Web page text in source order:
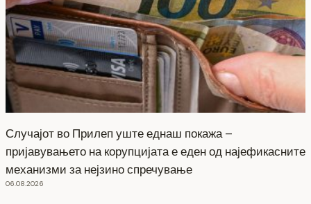
Случајот во Прилеп уште еднаш покажа –
пријавувањето на корупцијата е еден од најефикасните
механизми за нејзино спречување
06.08.2026